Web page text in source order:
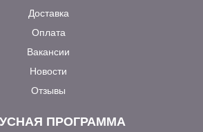
Доставка
Оплата
Вакансии
Новости
Отзывы
ПРОГРАММА